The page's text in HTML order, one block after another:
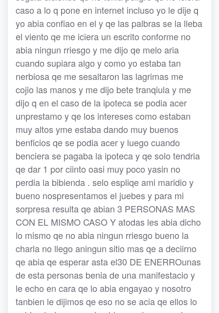
caso a lo q pone en internet incluso yo le dije q
yo abia confiao en el y qe las palbras se la lleba
el viento qe me iciera un escrito conforme no
abia ningun rriesgo y me dijo qe melo aria
cuando supiara algo y como yo estaba tan
nerbiosa qe me sesaltaron las lagrimas me
cojio las manos y me dijo bete tranqiula y me
dijo q en el caso de la ipoteca se podia acer
unprestamo y qe los intereses como estaban
muy altos yme estaba dando muy buenos
benficios qe se podia acer y luego cuando
benciera se pagaba la ipoteca y qe solo tendria
qe dar 1 por ciinto oasi muy poco yasin no
perdia la bibienda . selo espliqe ami maridio y
bueno nospresentamos el juebes y para mi
sorpresa resulta qe abian 3 PERSONAS MAS
CON EL MISMO CASO Y atodas les abia dicho
lo mismo qe no abia ningun rriesgo bueno la
charla no llego aningun sitio mas qe a deciirno
qe abia qe esperar asta el30 DE ENERROunas
de esta personas benia de una manifestacio y
le echo en cara qe lo abia engayao y nosotro
tanbien le dijimos qe eso no se acia qe ellos lo